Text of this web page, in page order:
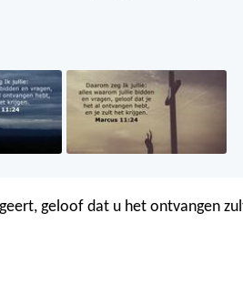
geloof dat u het ontvangen